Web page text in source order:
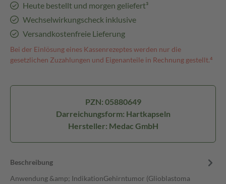
Heute bestellt und morgen geliefert³
Wechselwirkungscheck inklusive
Versandkostenfreie Lieferung
Bei der Einlösung eines Kassenrezeptes werden nur die
gesetzlichen Zuzahlungen und Eigenanteile in Rechnung gestellt.⁴
PZN: 05880649
Darreichungsform: Hartkapseln
Hersteller: Medac GmbH
Beschreibung
Anwendung &amp; IndikationGehirntumor (Glioblastoma